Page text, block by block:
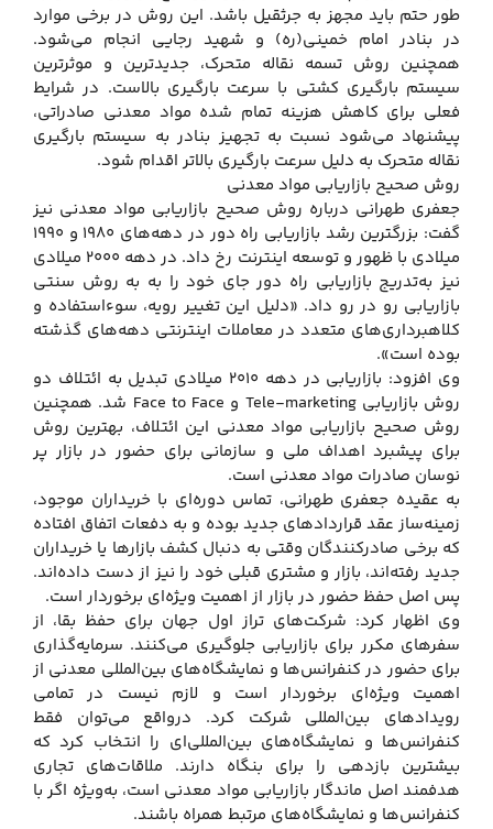
طور حتم باید مجهز به جرثقیل باشد. این روش در برخی موارد
در بنادر امام خمینی(ره) و شهید رجایی انجام می‌شود.
همچنین روش تسمه نقاله متحرک، جدیدترین و موثرترین
سیستم بارگیری کشتی با سرعت بارگیری بالاست. در شرایط
فعلی برای کاهش هزینه تمام شده مواد معدنی صادراتی،
پیشنهاد می‌شود نسبت به تجهیز بنادر به سیستم بارگیری
نقاله متحرک به دلیل سرعت بارگیری بالاتر اقدام شود.
روش صحیح بازاریابی مواد معدنی
جعفری طهرانی درباره روش صحیح بازاریابی مواد معدنی نیز
گفت: بزرگترین رشد بازاریابی راه دور در دهه‌های ۱۹۸۰ و ۱۹۹۰
میلادی با ظهور و توسعه اینترنت رخ داد. در دهه ۲۰۰۰ میلادی
نیز به‌تدریج بازاریابی راه دور جای خود را به به روش سنتی
بازاریابی رو در رو داد. «دلیل این تغییر رویه، سوءاستفاده و
کلاهبرداری‌های متعدد در معاملات اینترنتی دهه‌های گذشته
بوده است».
وی افزود: بازاریابی در دهه ۲۰۱۰ میلادی تبدیل به ائتلاف دو
روش بازاریابی Tele-marketing و Face to Face شد. همچنین
روش صحیح بازاریابی مواد معدنی این ائتلاف، بهترین روش
برای پیشبرد اهداف ملی و سازمانی برای حضور در بازار پر
نوسان صادرات مواد معدنی است.
به عقیده جعفری طهرانی، تماس دوره‌ای با خریداران موجود،
زمینه‌ساز عقد قراردادهای جدید بوده و به دفعات اتفاق افتاده
که برخی صادرکنندگان وقتی به دنبال کشف بازارها یا خریداران
جدید رفته‌اند، بازار و مشتری قبلی خود را نیز از دست داده‌اند.
پس اصل حفظ حضور در بازار از اهمیت ویژه‌ای برخوردار است.
وی اظهار کرد: شرکت‌های تراز اول جهان برای حفظ بقا، از
سفرهای مکرر برای بازاریابی جلوگیری می‌کنند. سرمایه‌گذاری
برای حضور در کنفرانس‌ها و نمایشگاه‌های بین‌المللی معدنی از
اهمیت ویژه‌ای برخوردار است و لازم نیست در تمامی
رویدادهای بین‌المللی شرکت کرد. درواقع می‌توان فقط
کنفرانس‌ها و نمایشگاه‌های بین‌المللی‌ای را انتخاب کرد که
بیشترین بازدهی را برای بنگاه دارند. ملاقات‌های تجاری
هدفمند اصل ماندگار بازاریابی مواد معدنی است، به‌ویژه اگر با
کنفرانس‌ها و نمایشگاه‌های مرتبط همراه باشند.